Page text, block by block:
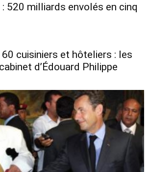
520 milliards envolés en cinq
cuisiniers et hôteliers : les
d’Édouard Philippe